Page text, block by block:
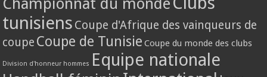
tunisiens Coupe d'Afrique des vainqueurs de
coupe Coupe de Tunisie Coupe du monde des clubs
Division d'honneur hommes Equipe nationale